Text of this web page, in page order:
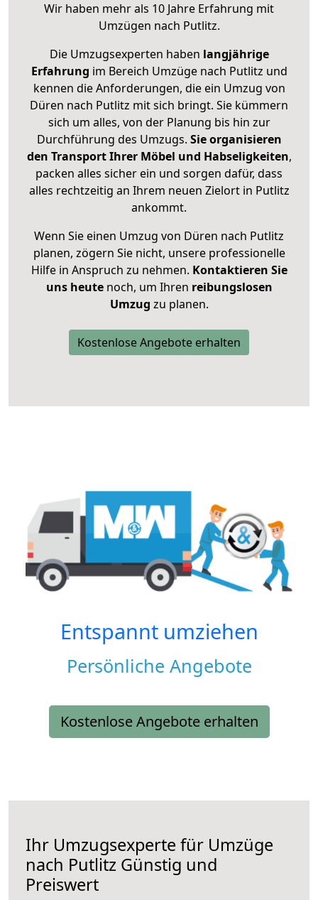
Wir haben mehr als 10 Jahre Erfahrung mit
Umzügen nach Putlitz.
Die Umzugsexperten haben langjährige
Erfahrung im Bereich Umzüge nach Putlitz und
kennen die Anforderungen, die ein Umzug von
Düren nach Putlitz mit sich bringt. Sie kümmern
sich um alles, von der Planung bis hin zur
Durchführung des Umzugs. Sie organisieren
den Transport Ihrer Möbel und Habseligkeiten,
packen alles sicher ein und sorgen dafür, dass
alles rechtzeitig an Ihrem neuen Zielort in Putlitz
ankommt.
Wenn Sie einen Umzug von Düren nach Putlitz
planen, zögern Sie nicht, unsere professionelle
Hilfe in Anspruch zu nehmen. Kontaktieren Sie
uns heutenoch, um Ihren reibungslosen
Umzug zu planen.
Kostenlose Angebote erhalten
Entspannt umziehen
Persönliche Angebote
Kostenlose Angebote erhalten
Ihr Umzugsexperte für Umzüge
nach Putlitz Günstig und
Preiswert